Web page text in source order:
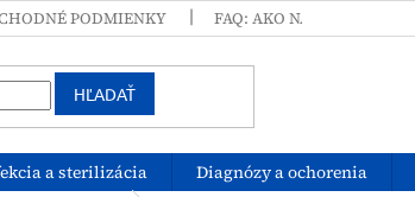
PODMIENKY FAQ: AKO NAKUPOVAŤ?
HĽADAŤ
a sterilizácia Diagnózy a ochorenia